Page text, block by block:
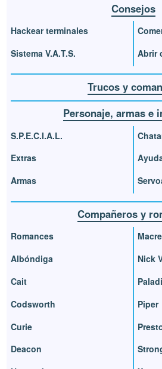
Consejos
Hackear terminales
Sistema V.A.T.S.
Abrir
Trucos y
Personaje, armas e
S.P.E.C.I.A.L.
Extras
Armas
Compañeros y
Romances
Albóndiga
Cait
Codsworth
Curie
Deacon
Nick
Piper